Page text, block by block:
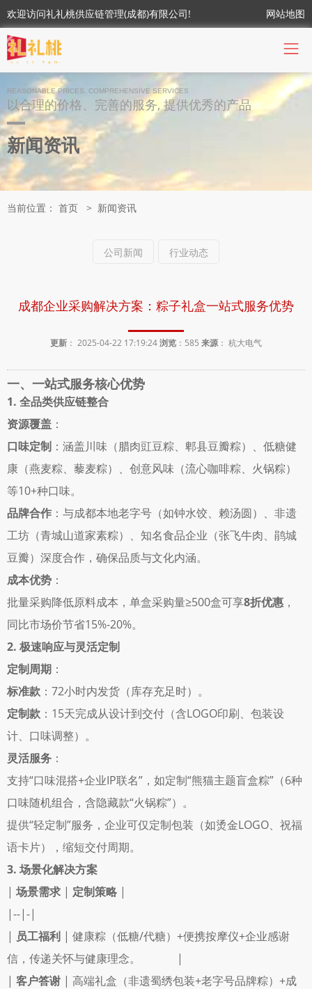
欢迎访问礼礼桃供应链管理(成都)有限公司! 网站地图
REASONABLE PRICES, COMPREHENSIVE SERVICES
以合理的价格、完善的服务, 提供优秀的产品
新闻资讯
当前位置： 首页 > 新闻资讯
公司新闻 行业动态
成都企业采购解决方案：粽子礼盒一站式服务优势
更新 ： 2025-04-22 17:19:24浏览 ： 585 来源： 杭大电气
一、一站式服务核心优势
1. 全品类供应链整合
资源覆盖 ：
口味定制 ：涵盖川味（腊肉豇豆粽、郫县豆瓣粽）、低糖健
康（燕麦粽、藜麦粽）、创意风味（流心咖啡粽、火锅粽）
等10+种口味。
品牌合作 ：与成都本地老字号（如钟水饺、赖汤圆）、非遗
工坊（青城山道家素粽）、知名食品企业（张飞牛肉、鹃城
豆瓣）深度合作，确保品质与文化内涵。
成本优势 ：
批量采购降低原料成本，单盒采购量≥500盒可享8折优惠 ，
同比市场价节省15%-20%。
2. 极速响应与灵活定制
定制周期 ：
标准款 ：72小时内发货（库存充足时）。
定制款 ：15天完成从设计到交付（含LOGO印刷、包装设
计、口味调整）。
灵活服务 ：
支持“口味混搭+企业IP联名”，如定制“熊猫主题盲盒粽”（6种
口味随机组合，含隐藏款“火锅粽”）。
提供“轻定制”服务，企业可仅定制包装（如烫金LOGO、祝福
语卡片），缩短交付周期。
3. 场景化解决方案
| 场景需求 | 定制策略 |
|--|-|
| 员工福利 | 健康粽（低糖/代糖）+便携按摩仪+企业感谢
信，传递关怀与健康理念。             |
| 客户答谢 | 高端礼盒（非遗蜀绣包装+老字号品牌粽）+成